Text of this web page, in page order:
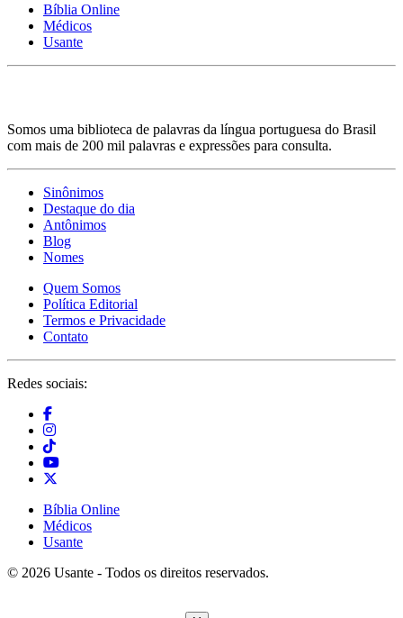
Bíblia Online
Médicos
Usante
Somos uma biblioteca de palavras da língua portuguesa do Brasil
com mais de 200 mil palavras e expressões para consulta.
Sinônimos
Destaque do dia
Antônimos
Blog
Nomes
Quem Somos
Política Editorial
Termos e Privacidade
Contato
Redes sociais:
Bíblia Online
Médicos
Usante
© 2026 Usante - Todos os direitos reservados.